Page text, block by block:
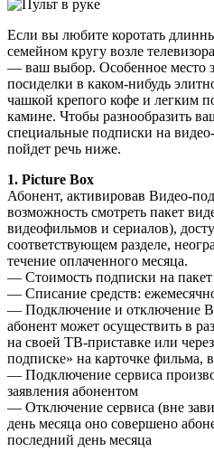
Если вы любите коротать
семейном кругу возле
— ваш выбор. Особенное место
посиделки в каком-нибудь
чашкой крепого кофе и легким
камине. Чтобы разнообразить
специальные подписки на
пойдет речь ниже.
1. Picture Box
Абонент, активировав Видео-
возможность смотреть пакет
видеофильмов и сериалов),
соответствующем разделе,
течение оплаченного месяца.
— Стоимость подписки на
— Списание средств:
— Подключение и отключение
абонент может осуществить в
на своей ТВ-приставке или
подписке» на карточке фильма,
— Подключение сервиса
заявления абонентом
— Отключение сервиса (вне
день месяца оно совершено
последний день месяца